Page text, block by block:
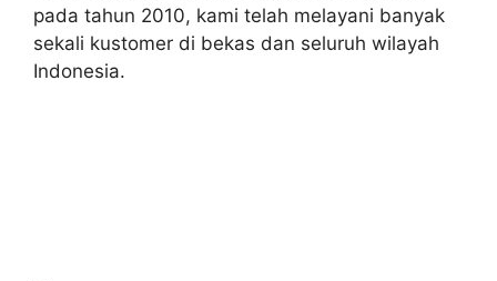
pada tahun 2010, kami telah melayani banyak
sekali kustomer di bekas dan seluruh wilayah
Indonesia.